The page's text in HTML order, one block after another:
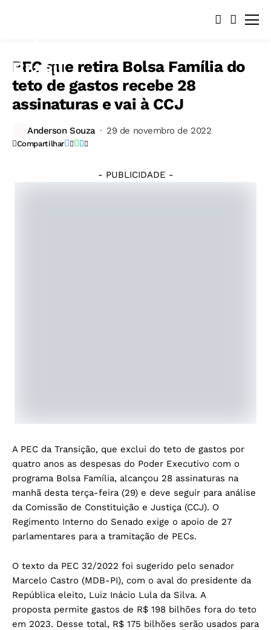
PEC que retira Bolsa Família do
teto de gastos recebe 28
assinaturas e vai à CCJ
Anderson Souza 29 de novembro de 2022
Compartilhar
- PUBLICIDADE -
A PEC da Transição, que exclui do teto de gastos por
quatro anos as despesas do Poder Executivo com o
programa Bolsa Família, alcançou 28 assinaturas na
manhã desta terça-feira (29) e deve seguir para análise
da Comissão de Constituição e Justiça (CCJ). O
Regimento Interno do Senado exige o apoio de 27
parlamentares para a tramitação de PECs.
O texto da PEC 32/2022 foi sugerido pelo senador
Marcelo Castro (MDB-PI), com o aval do presidente da
República eleito, Luiz Inácio Lula da Silva. A
proposta permite gastos de R$ 198 bilhões fora do teto
em 2023. Desse total, R$ 175 bilhões serão usados para